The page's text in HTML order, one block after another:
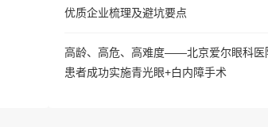
优质企业梳理及避坑要点
高龄、高危、高难度——北京爱尔眼科医
患者成功实施青光眼+白内障手术